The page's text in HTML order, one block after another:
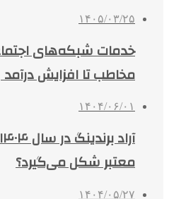
۱۴۰۵/۰۳/۲۵
مخاطب تا افزایش درآمد
۱۴۰۴/۰۶/۰۱
معتبر شکل می‌گیرد؟
۱۴۰۴/۰۵/۲۷